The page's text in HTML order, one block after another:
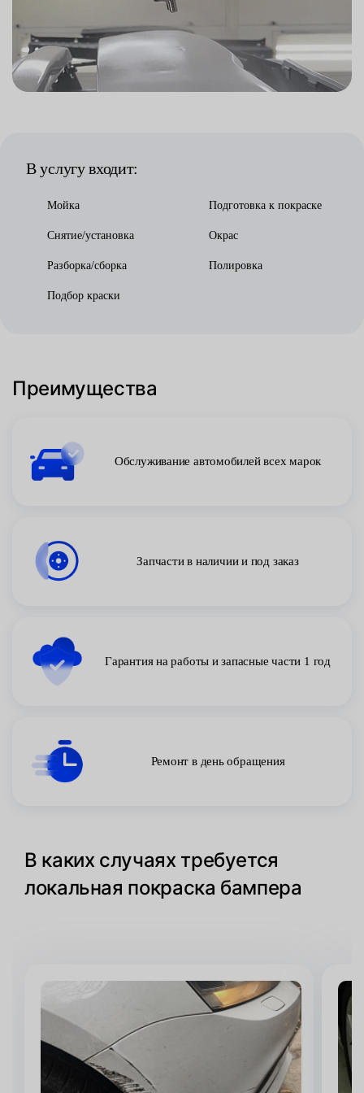
В услугу входит:
Мойка
Снятие/установка
Разборка/сборка
Подбор краски
Подготовка к покраске
Окрас
Полировка
Преимущества
Обслуживание автомобилей всех марок
Запчасти в наличии и под заказ
Гарантия на работы и запасные части 1 год
Ремонт в день обращения
В каких случаях требуется
локальная покраска бампера